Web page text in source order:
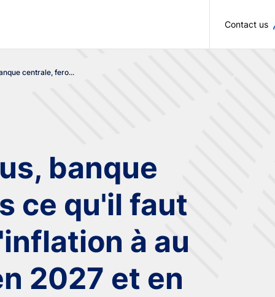
Contact us
centrale, fero...
banque
ce qu'il faut
à au
2027 et en